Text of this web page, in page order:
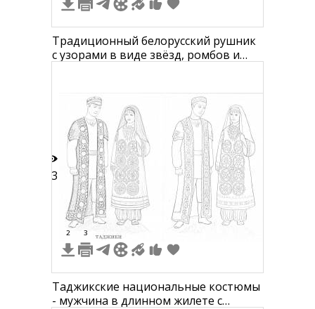
Традиционный белорусский рушник
с узорами в виде звёзд, ромбов и
23
2 3
Таджикские национальные костюмы
- мужчина в длинном жилете с